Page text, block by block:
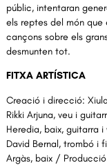
públic, intentaran
els reptes del món que
cançons sobre els
desmunten tot.
FITXA ARTÍSTICA
Creació i direcció:
Rikki Arjuna, veu i
Heredia, baix, guitarra
David Bernal, trombó i
Argàs, baix /